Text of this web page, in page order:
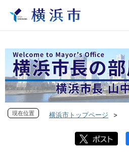
現在位置
横浜市トップページ
フォトダイアリー 2024年度